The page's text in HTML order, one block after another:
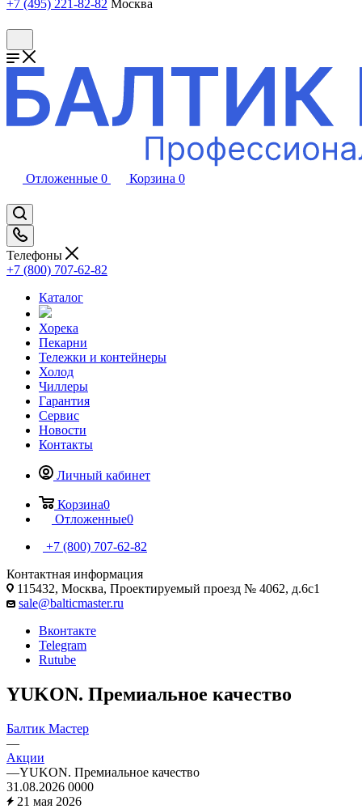
+7 (495) 221-82-82 Москва
Отложенные 0 Корзина 0
Телефоны
+7 (800) 707-62-82
Каталог
Хорека
Пекарни
Тележки и контейнеры
Холод
Чиллеры
Гарантия
Сервис
Новости
Контакты
Личный кабинет
Корзина0
Отложенные0
+7 (800) 707-62-82
Контактная информация
115432, Москва, Проектируемый проезд № 4062, д.6с1
sale@balticmaster.ru
Вконтакте
Telegram
Rutube
YUKON. Премиальное качество
Балтик Мастер
—
Акции
—YUKON. Премиальное качество
31.08.2026 0000
21 мая 2026